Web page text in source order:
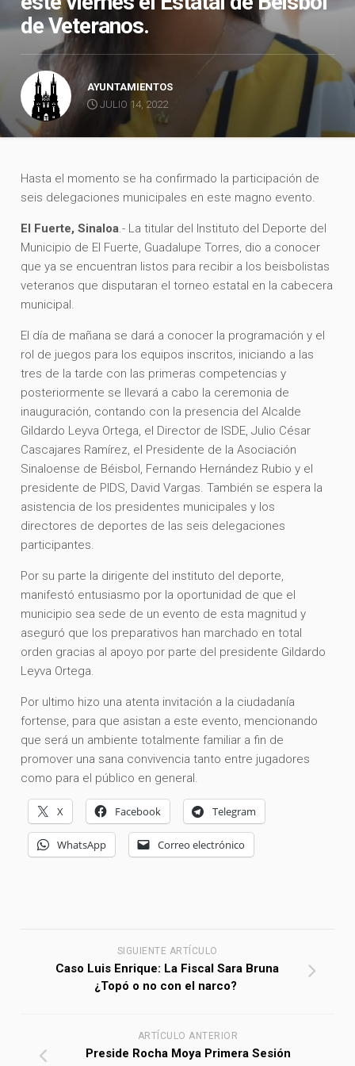
de Veteranos.
AYUNTAMIENTOS
JULIO 14, 2022
Hasta el momento se ha confirmado la participación de
seis delegaciones municipales en este magno evento.
El Fuerte, Sinaloa.- La titular del Instituto del Deporte del
Municipio de El Fuerte, Guadalupe Torres, dio a conocer
que ya se encuentran listos para recibir a los beisbolistas
veteranos que disputaran el torneo estatal en la cabecera
municipal.
El día de mañana se dará a conocer la programación y el
rol de juegos para los equipos inscritos, iniciando a las
tres de la tarde con las primeras competencias y
posteriormente se llevará a cabo la ceremonia de
inauguración, contando con la presencia del Alcalde
Gildardo Leyva Ortega, el Director de ISDE, Julio César
Cascajares Ramírez, el Presidente de la Asociación
Sinaloense de Béisbol, Fernando Hernández Rubio y el
presidente de PIDS, David Vargas. También se espera la
asistencia de los presidentes municipales y los
directores de deportes de las seis delegaciones
participantes.
Por su parte la dirigente del instituto del deporte,
manifestó entusiasmo por la oportunidad de que el
municipio sea sede de un evento de esta magnitud y
aseguró que los preparativos han marchado en total
orden gracias al apoyo por parte del presidente Gildardo
Leyva Ortega.
Por ultimo hizo una atenta invitación a la ciudadanía
fortense, para que asistan a este evento, mencionando
que será un ambiente totalmente familiar a fin de
promover una sana convivencia tanto entre jugadores
como para el público en general.
X Facebook Telegram
WhatsApp Correo electrónico
SIGUIENTE ARTÍCULO
Caso Luis Enrique: La Fiscal Sara Bruna
¿Topó o no con el narco?
ARTÍCULO ANTERIOR
Preside Rocha Moya Primera Sesión